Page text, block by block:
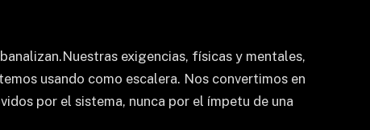
exigencias, físicas y mentales,
usando como escalera. Nos convertimos en
por el sistema, nunca por el ímpetu de una